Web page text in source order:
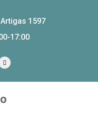
1597
17:00